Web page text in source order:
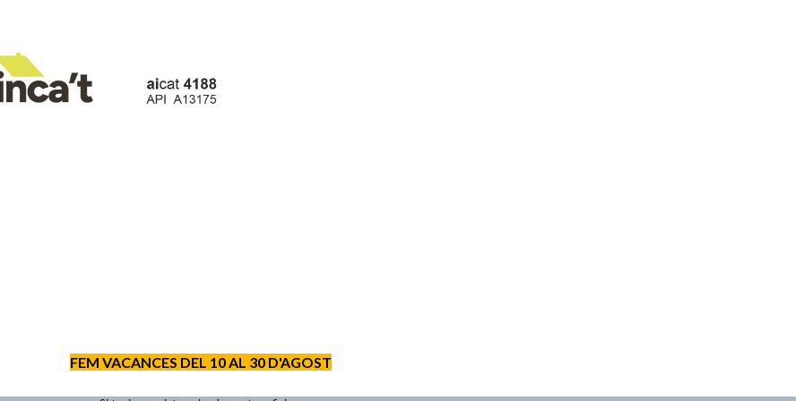
FEM VACANCES DEL 10 AL 30 D'AGOST